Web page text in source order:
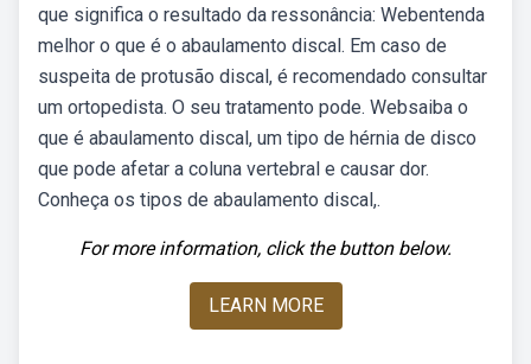
que significa o resultado da ressonância: Webentenda
melhor o que é o abaulamento discal. Em caso de
suspeita de protusão discal, é recomendado consultar
um ortopedista. O seu tratamento pode. Websaiba o
que é abaulamento discal, um tipo de hérnia de disco
que pode afetar a coluna vertebral e causar dor.
Conheça os tipos de abaulamento discal,.
For more information, click the button below.
LEARN MORE